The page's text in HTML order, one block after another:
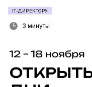
IT-ДИРЕКТОРУ
3 минуты